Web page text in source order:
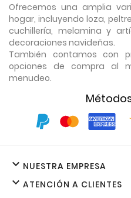
Ofrecemos una amplia
hogar, incluyendo loza,
cuchillería, melamina y
decoraciones navideñas.
También contamos con
opciones de compra al
menudeo.
NUESTRA EMPRESA

ATENCIÓN A CLIENTES
